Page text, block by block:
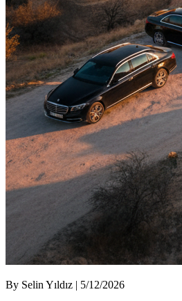
By Selin Yıldız | 5/12/2026